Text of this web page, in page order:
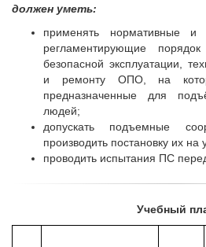
должен уметь:
применять нормативные и
регламентирующие
безопасной эксплуатации,
и ремонту ОПО, на
предназначенные для
людей;
допускать подъемные
производить постановку их на
проводить испытания ПС
Учебный